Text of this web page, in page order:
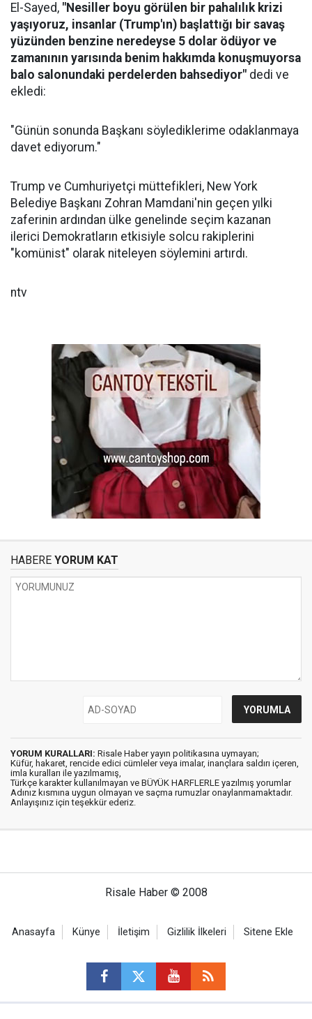
El-Sayed, "Nesiller boyu görülen bir pahalılık krizi
yaşıyoruz, insanlar (Trump'ın) başlattığı bir savaş
yüzünden benzine neredeyse 5 dolar ödüyor ve
zamanının yarısında benim hakkımda konuşmuyorsa
balo salonundaki perdelerden bahsediyor" dedi ve
ekledi:
"Günün sonunda Başkanı söylediklerime odaklanmaya
davet ediyorum."
Trump ve Cumhuriyetçi müttefikleri, New York
Belediye Başkanı Zohran Mamdani'nin geçen yılki
zaferinin ardından ülke genelinde seçim kazanan
ilerici Demokratların etkisiyle solcu rakiplerini
"komünist" olarak niteleyen söylemini artırdı.
ntv
HABERE YORUM KAT
YORUM KURALLARI: Risale Haber yayın politikasına uymayan;
Küfür, hakaret, rencide edici cümleler veya imalar, inançlara saldırı içeren,
imla kuralları ile yazılmamış,
Türkçe karakter kullanılmayan ve BÜYÜK HARFLERLE yazılmış yorumlar
Adınız kısmına uygun olmayan ve saçma rumuzlar onaylanmamaktadır.
Anlayışınız için teşekkür ederiz.
Risale Haber © 2008
Anasayfa Künye İletişim Gizlilik İlkeleri Sitene Ekle